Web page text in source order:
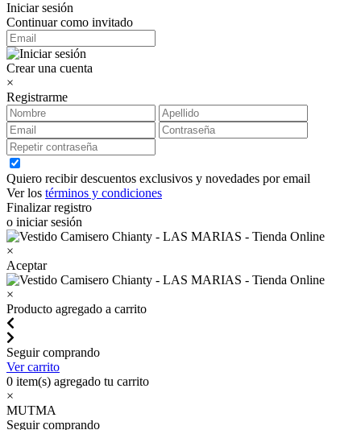
Iniciar sesión
Continuar como invitado
Crear una cuenta
×
Registrarme
Quiero recibir descuentos exclusivos y novedades por email
Ver los términos y condiciones
Finalizar registro
o iniciar sesión
×
Aceptar
×
Producto agregado a carrito
Seguir comprando
Ver carrito
0 item(s) agregado tu carrito
×
MUTMA
Seguir comprando